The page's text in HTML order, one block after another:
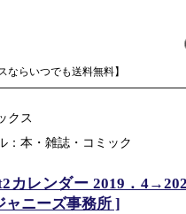
ならいつでも送料無料】
クス
：本・雑誌・コミック
カレンダー 2019．
ャニーズ事務所 ]